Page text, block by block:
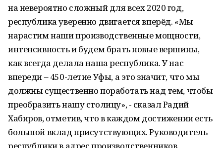
на невероятно сложный для всех 2020 год,
республика уверенно двигается вперёд. «Мы
нарастим наши производственные мощности,
интенсивность и будем брать новые вершины,
как всегда делала наша республика. У нас
впереди – 450-летие Уфы, а это значит, что мы
должны существенно поработать над тем, чтобы
преобразить нашу столицу», - сказал Радий
Хабиров, отметив, что в каждом достижении есть
большой вклад присутствующих. Руководитель